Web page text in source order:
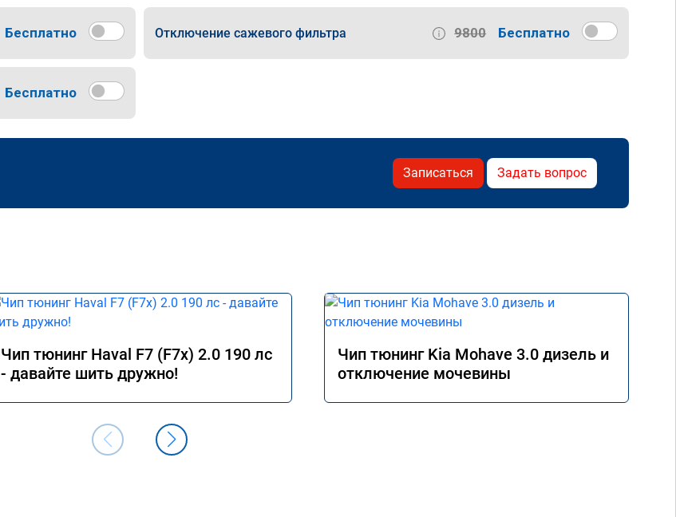
Бесплатно Отключение сажевого фильтра 9800 Бесплатно
Бесплатно
Записаться Задать вопрос
Чип тюнинг Haval F7 (F7x) 2.0 190 лс
- давайте шить дружно!
Чип тюнинг Kia Mohave 3.0 дизель и
отключение мочевины